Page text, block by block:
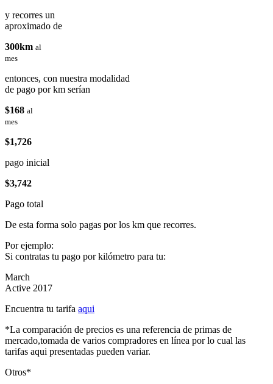
y recorres un
aproximado de
300km al
mes
entonces, con nuestra modalidad
de pago por km serían
$168 al
mes
$1,726
pago inicial
$3,742
Pago total
De esta forma solo pagas por los km que recorres.
Por ejemplo:
Si contratas tu pago por kilómetro para tu:
March
Active 2017
Encuentra tu tarifa aqui
*La comparación de precios es una referencia de primas de
mercado,tomada de varios compradores en línea por lo cual las
tarifas aqui presentadas pueden variar.
Otros*